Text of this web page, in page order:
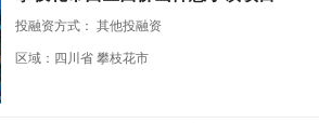
投融资方式： 其他投融资
区域：四川省 攀枝花市